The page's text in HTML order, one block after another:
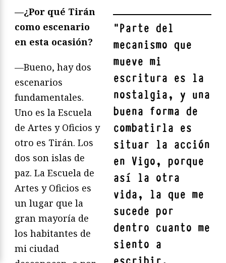
"Parte del
mecanismo que
mueve mi
escritura es la
nostalgia, y una
buena forma de
combatirla es
situar la acción
en Vigo, porque
así la otra
vida, la que me
sucede por
dentro cuanto me
siento a
—¿Por qué Tirán
como escenario
en esta ocasión?
—Bueno, hay dos
escenarios
fundamentales.
Uno es la Escuela
de Artes y Oficios y
otro es Tirán. Los
dos son islas de
paz. La Escuela de
Artes y Oficios es
un lugar que la
gran mayoría de
los habitantes de
mi ciudad